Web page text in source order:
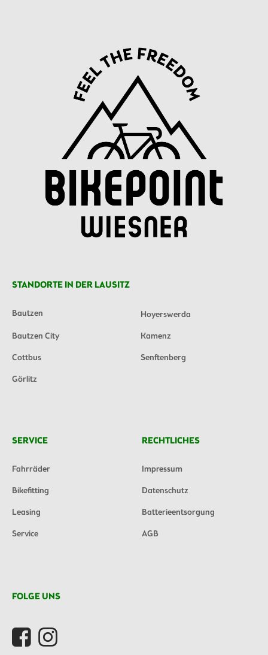
STANDORTE IN DER LAUSITZ
Bautzen
Hoyerswerda
Bautzen City
Kamenz
Cottbus
Senftenberg
Görlitz
SERVICE
Fahrräder
Bikefitting
Leasing
Service
RECHTLICHES
Impressum
Datenschutz
Batterieentsorgung
AGB
FOLGE UNS